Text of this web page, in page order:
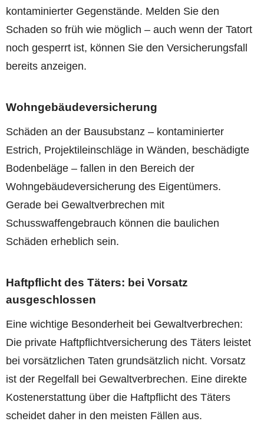
kontaminierter Gegenstände. Melden Sie den
Schaden so früh wie möglich – auch wenn der Tatort
noch gesperrt ist, können Sie den Versicherungsfall
bereits anzeigen.
Wohngebäudeversicherung
Schäden an der Bausubstanz – kontaminierter
Estrich, Projektileinschläge in Wänden, beschädigte
Bodenbeläge – fallen in den Bereich der
Wohngebäudeversicherung des Eigentümers.
Gerade bei Gewaltverbrechen mit
Schusswaffengebrauch können die baulichen
Schäden erheblich sein.
Haftpflicht des Täters: bei Vorsatz
ausgeschlossen
Eine wichtige Besonderheit bei Gewaltverbrechen:
Die private Haftpflichtversicherung des Täters leistet
bei vorsätzlichen Taten grundsätzlich nicht. Vorsatz
ist der Regelfall bei Gewaltverbrechen. Eine direkte
Kostenerstattung über die Haftpflicht des Täters
scheidet daher in den meisten Fällen aus.